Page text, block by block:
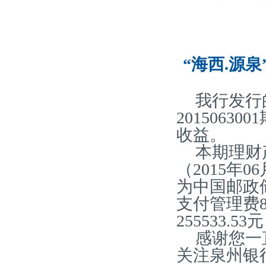
“海西.源
我行发行
收益。
本期理财
（2015年
为中国邮政
支付管理费
255533.53
感谢您
关注泉州银